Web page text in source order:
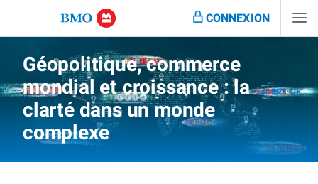
CONNEXION
Géopolitique, commerce
mondial et croissance : la
clarté dans un monde
complexe